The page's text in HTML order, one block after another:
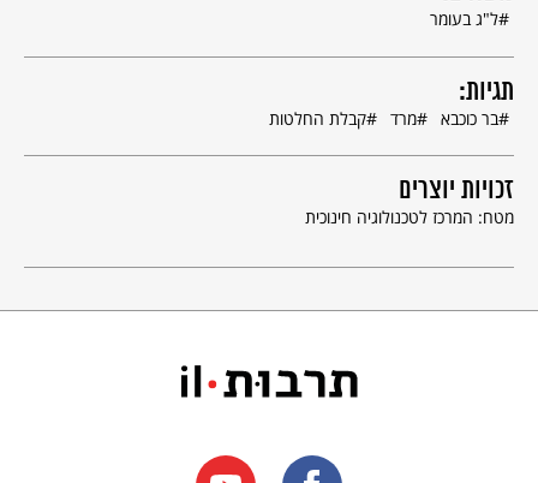
ל"ג בעומר
תגיות:
בר כוכבא מרד קבלת החלטות
זכויות יוצרים
מטח: המרכז לטכנולוגיה חינוכית